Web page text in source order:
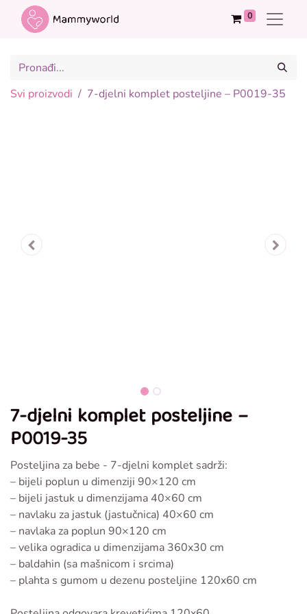
0
Svi proizvodi 7-djelni komplet posteljine – P0019-35
7-djelni komplet posteljine –
P0019-35
Posteljina za bebe - 7-djelni komplet sadrži:
– bijeli poplun u dimenziji 90×120 cm
– bijeli jastuk u dimenzijama 40×60 cm
– navlaku za jastuk (jastučnica) 40×60 cm
– navlaka za poplun 90×120 cm
– velika ogradica u dimenzijama 360x30 cm
– baldahin (sa mašnicom i srcima)
– plahta s gumom u dezenu posteljine 120x60 cm